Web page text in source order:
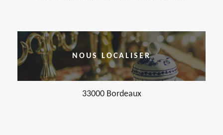
NOUS LOCALISER
33000 Bordeaux